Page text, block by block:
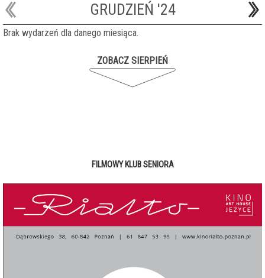
GRUDZIEŃ '24
Brak wydarzeń dla danego miesiąca.
ZOBACZ SIERPIEŃ
FILMOWY KLUB SENIORA